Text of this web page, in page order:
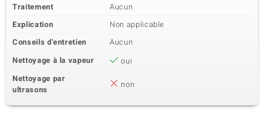
Traitement
Aucun
Explication
Non applicable
Conseils d'entretien
Aucun
Nettoyage à la vapeur
oui
Nettoyage par
ultrasons
non